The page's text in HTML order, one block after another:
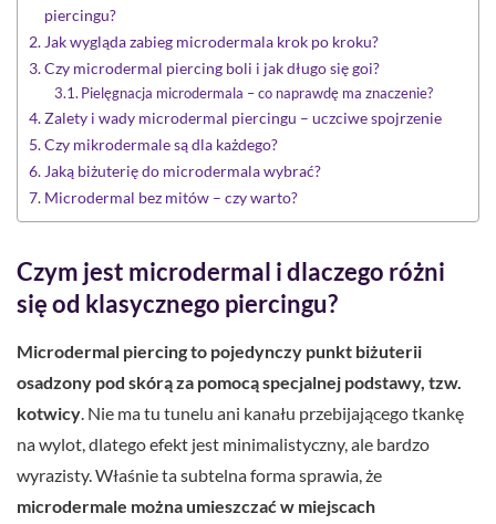
piercingu?
Jak wygląda zabieg microdermala krok po kroku?
Czy microdermal piercing boli i jak długo się goi?
Pielęgnacja microdermala – co naprawdę ma znaczenie?
Zalety i wady microdermal piercingu – uczciwe spojrzenie
Czy mikrodermale są dla każdego?
Jaką biżuterię do microdermala wybrać?
Microdermal bez mitów – czy warto?
Czym jest microdermal i dlaczego różni
się od klasycznego piercingu?
Microdermal piercing to pojedynczy punkt biżuterii
osadzony pod skórą za pomocą specjalnej podstawy, tzw.
kotwicy . Nie ma tu tunelu ani kanału przebijającego tkankę
na wylot, dlatego efekt jest minimalistyczny, ale bardzo
wyrazisty. Właśnie ta subtelna forma sprawia, że
microdermale można umieszczać w miejscach